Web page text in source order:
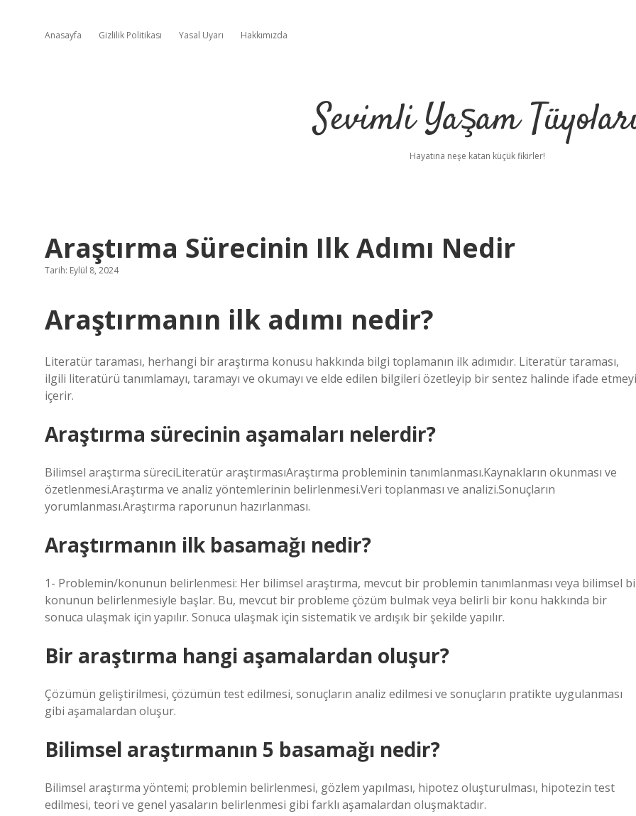
Anasayfa Gizlilik Politikası Yasal Uyarı Hakkımızda
Sevimli Yaşam
Hayatına neşe katan küçük fikirler!
Araştırma Sürecinin Ilk Adımı Nedir
Tarih: Eylül 8, 2024
Araştırmanın ilk adımı nedir?
Literatür taraması, herhangi bir araştırma konusu hakkında bilgi toplamanın ilk adımıdır. Literatür taraması,
ilgili literatürü tanımlamayı, taramayı ve okumayı ve elde edilen bilgileri özetleyip bir sentez halinde ifade etmeyi
içerir.
Araştırma sürecinin aşamaları nelerdir?
Bilimsel araştırma süreciLiteratür araştırmasıAraştırma probleminin tanımlanması.Kaynakların okunması ve
özetlenmesi.Araştırma ve analiz yöntemlerinin belirlenmesi.Veri toplanması ve analizi.Sonuçların
yorumlanması.Araştırma raporunun hazırlanması.
Araştırmanın ilk basamağı nedir?
1- Problemin/konunun belirlenmesi: Her bilimsel araştırma, mevcut bir problemin tanımlanması veya bilimsel
konunun belirlenmesiyle başlar. Bu, mevcut bir probleme çözüm bulmak veya belirli bir konu hakkında bir
sonuca ulaşmak için yapılır. Sonuca ulaşmak için sistematik ve ardışık bir şekilde yapılır.
Bir araştırma hangi aşamalardan oluşur?
Çözümün geliştirilmesi, çözümün test edilmesi, sonuçların analiz edilmesi ve sonuçların pratikte uygulanması
gibi aşamalardan oluşur.
Bilimsel araştırmanın 5 basamağı nedir?
Bilimsel araştırma yöntemi; problemin belirlenmesi, gözlem yapılması, hipotez oluşturulması, hipotezin test
edilmesi, teori ve genel yasaların belirlenmesi gibi farklı aşamalardan oluşmaktadır.